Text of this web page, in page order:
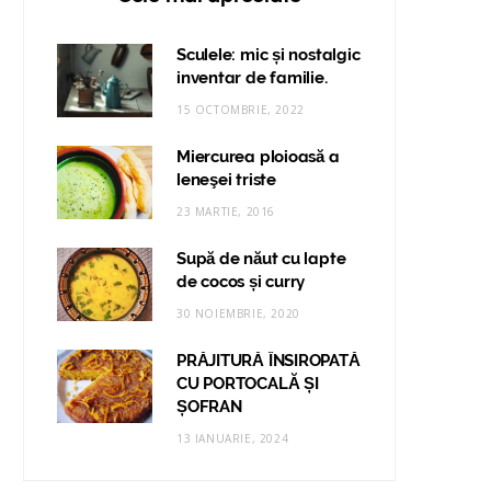
Sculele: mic și nostalgic
inventar de familie.
15 OCTOMBRIE, 2022
Miercurea ploioasă a
leneşei triste
23 MARTIE, 2016
Supă de năut cu lapte
de cocos și curry
30 NOIEMBRIE, 2020
PRĂJITURĂ ÎNSIROPATĂ
CU PORTOCALĂ ȘI
ȘOFRAN
13 IANUARIE, 2024